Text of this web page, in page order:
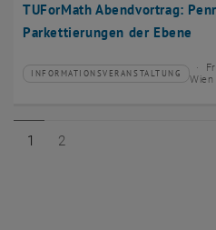
TUForMath Abendvortrag:
Parkettierungen der Ebene
Veranstaltungstyp:
INFORMATIONSVERANSTALTUNG
Veranstaltungsort:
Wien
Seite 1 von 2
1 Seite 2 von 2
2